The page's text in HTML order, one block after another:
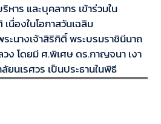
าร และบุคลากร เข้าร่วมใน
นื่องในโอกาสวันเฉลิม
ะนางเจ้าสิริกิติ์ พระบรมราชินีนาถ
ง โดยมี ศ.พิเศษ ดร.กาญจนา เงา
นเรศวร เป็นประธานในพิธี